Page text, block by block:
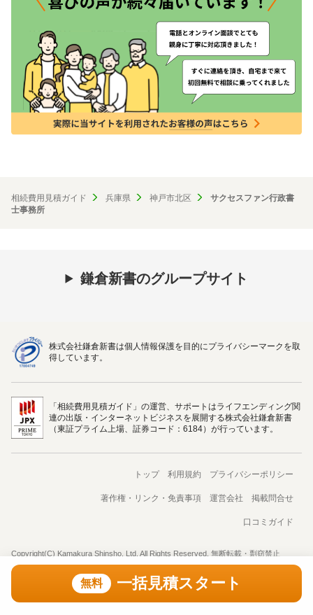
無料 一括見積スタート
相続費用見積ガイド 兵庫県 神戸市北区
サクセスファン行政書
士事務所
鎌倉新書のグループサイト
株式会社鎌倉新書は個人情報保護を目的にプライバシーマークを取
得しています。
「相続費用見積ガイド」の運営、サポートはライフエンディング関
連の出版・インターネットビジネスを展開する株式会社鎌倉新書
（東証プライム上場、証券コード：6184）が行っています。
トップ 利用規約 プライバシーポリシー
著作権・リンク・免責事項 運営会社 掲載問合せ
口コミガイド
Copyright(C) Kamakura Shinsho, Ltd. All Rights Reserved. 無断転載・剽窃禁止